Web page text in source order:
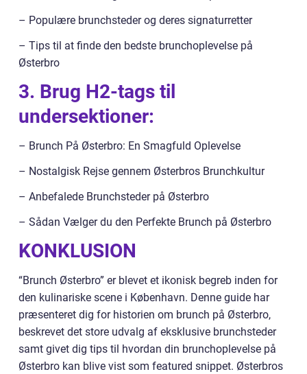
– Populære brunchsteder og deres signaturretter
– Tips til at finde den bedste brunchoplevelse på
Østerbro
3. Brug H2-tags til
undersektioner:
– Brunch På Østerbro: En Smagfuld Oplevelse
– Nostalgisk Rejse gennem Østerbros Brunchkultur
– Anbefalede Brunchsteder på Østerbro
– Sådan Vælger du den Perfekte Brunch på Østerbro
KONKLUSION
“Brunch Østerbro” er blevet et ikonisk begreb inden for
den kulinariske scene i København. Denne guide har
præsenteret dig for historien om brunch på Østerbro,
beskrevet det store udvalg af eksklusive brunchsteder
samt givet dig tips til hvordan din brunchoplevelse på
Østerbro kan blive vist som featured snippet. Østerbros